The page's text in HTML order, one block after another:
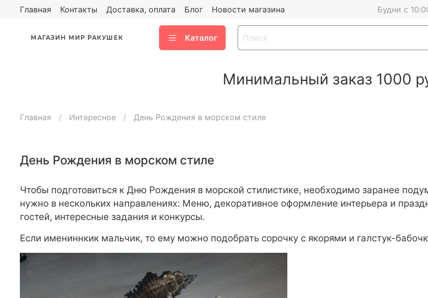
Главная Контакты Доставка, оплата Блог Новости магазина Будни с
МАГАЗИН МИР РАКУШЕК Каталог
Минимальный заказ 1000
Главная Интересное День Рождения в морском стиле
День Рождения в морском стиле
Чтобы подготовиться к Дню Рождения в морской стилистике, необходимо заранее
нужно в нескольких направлениях: Меню, декоративное оформление интерьера и
гостей, интересные задания и конкурсы.
Если имениннкик мальчик, то ему можно подобрать сорочку с якорями и галстук-